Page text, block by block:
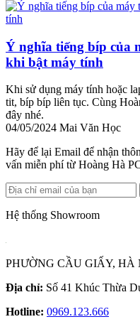
Ý nghĩa tiếng bíp của
khi bật máy tính
Khi sử dụng máy tính hoặc
tit, bíp bíp liên tục. Cùng
đây nhé.
04/05/2024 Mai Văn Học
Hãy để lại Email để nhận
vấn miễn phí từ Hoàng Hà
Hệ thống Showroom
PHƯỜNG CẦU GIẤY, HÀ
Địa chỉ: Số 41 Khúc Thừa
Hotline: 0969.123.666